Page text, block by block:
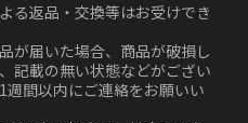
る返品・交換等はお受けでき
が届いた場合、商品が破損し
記載の無い状態などがござい
週間以内にご連絡をお願いい